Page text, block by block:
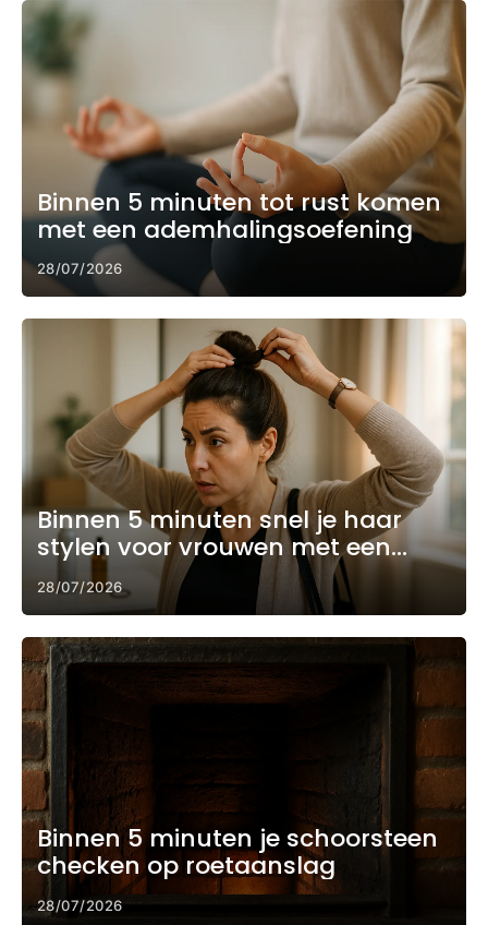
Binnen 5 minuten tot rust komen
met een ademhalingsoefening
28/07/2026
Binnen 5 minuten snel je haar
stylen voor vrouwen met een
drukke ochtend
28/07/2026
Binnen 5 minuten je schoorsteen
checken op roetaanslag
28/07/2026